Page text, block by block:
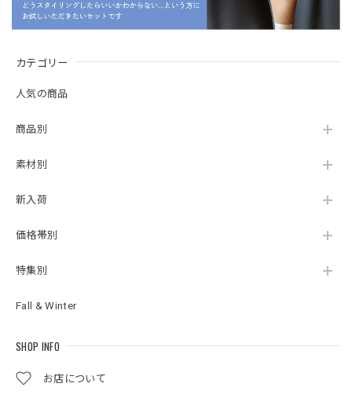
カテゴリー
人気の商品
商品別
素材別
新入荷
価格帯別
特集別
Fall & Winter
SHOP INFO
お店について